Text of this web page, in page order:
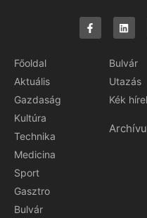
Főoldal
Aktuális
Gazdaság
Kultúra
Technika
Medicina
Sport
Gasztro
Bulvár
Bulvár
Utazás
Kék